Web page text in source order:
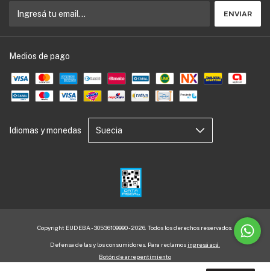
Medios de pago
Idiomas y monedas
Copyright EUDEBA - 30536109990 - 2026. Todos los derechos reservados.
Defensa de las y los consumidores. Para reclamos ingresá acá.
Botón de arrepentimiento